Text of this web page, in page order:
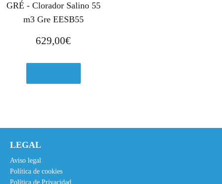
GRÉ - Clorador Salino 55
m3 Gre EESB55
629,00€
LEGAL
Aviso legal
Política de cookies
Política de Privacidad